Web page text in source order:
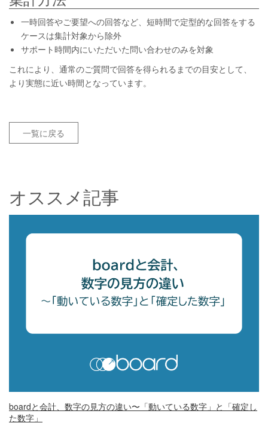
一時回答やご要望への回答など、短時間で定型的な回答をする
ケースは集計対象から除外
サポート時間内にいただいた問い合わせのみを対象
これにより、通常のご質問で回答を得られるまでの目安として、
より実態に近い時間となっています。
一覧に戻る
オススメ記事
boardと会計、数字の見方の違い〜「動いている数字」と「確定し
た数字」